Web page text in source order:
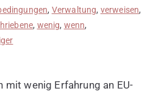
, Verwaltung, verweisen,
, wenig, wenn,
mit wenig Erfahrung an EU-